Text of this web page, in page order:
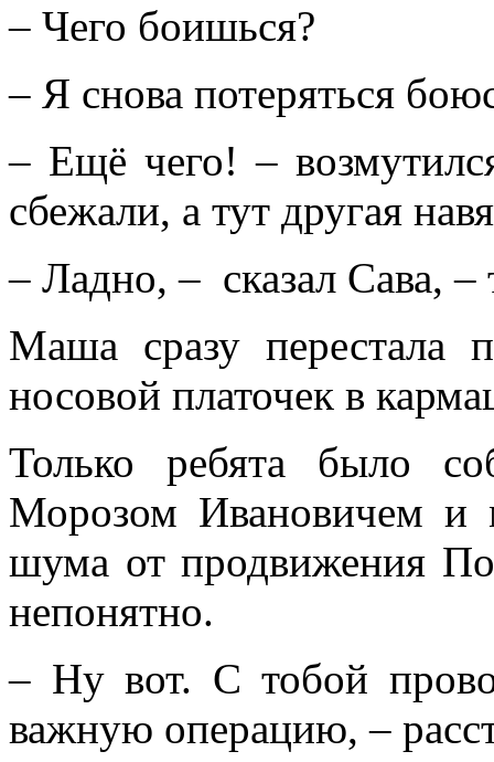
– Чего боишься?
– Я снова потеряться
– Ещё чего! –
сбежали, а тут другая
– Ладно, – сказал Сава, –
Маша сразу перестала
носовой платочек в
Только ребята было
Морозом Ивановичем и
шума от продвижения
непонятно.
– Ну вот. С тобой
важную операцию, –